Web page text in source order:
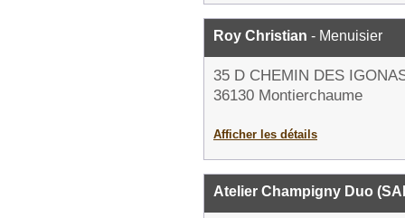
Roy Christian - Menuisier
35 D CHEMIN DES
36130 Montierchaume
Afficher les détails
Atelier Champigny Duo